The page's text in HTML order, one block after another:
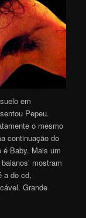
em
Pepeu.
o mesmo
continuação do
é Baby. Mais um
mostram
a do cd,
Grande